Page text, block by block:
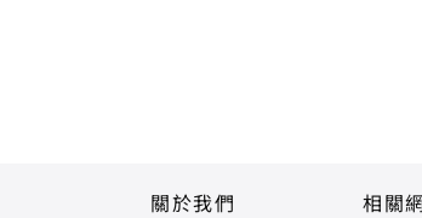
關於我們 相關